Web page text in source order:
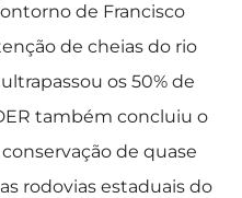
de Francisco
de cheias do rio
os 50% de
também concluiu o
de quase
rodovias estaduais do